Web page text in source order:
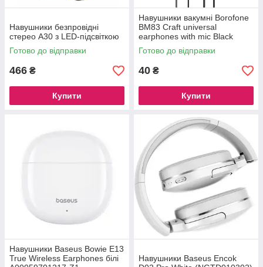
Навушники безпровідні
стерео A30 з LED-підсвіткою
Готово до відправки
466 ₴
Купити
Навушники вакумні Borofone
BM83 Craft universal
earphones with mic Black
Готово до відправки
40 ₴
Купити
Навушники Baseus Bowie E13
True Wireless Earphones білі
Навушники Baseus Encok